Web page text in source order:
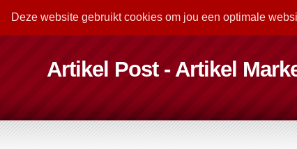
Deze website gebruikt cookies om jou een optimale
Artikel Post - Artikel